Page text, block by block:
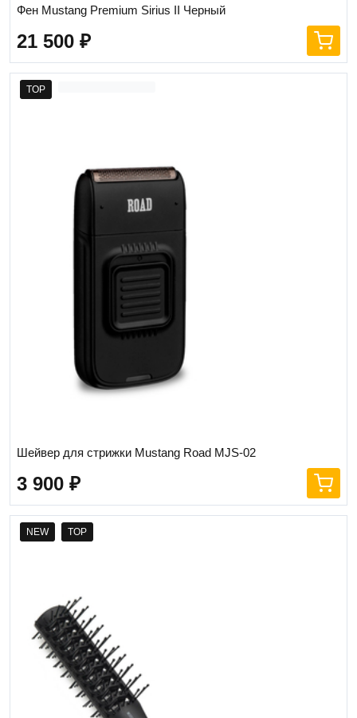
Фен Mustang Premium Sirius II Черный
21 500 ₽
TOP
Шейвер для стрижки Mustang Road MJS-02
3 900 ₽
NEW TOP